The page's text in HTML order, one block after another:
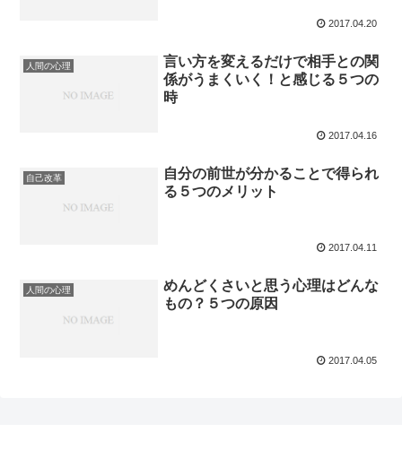
2017.04.20
人間の心理
言い方を変えるだけで相手との関
係がうまくいく！と感じる５つの
時
2017.04.16
自己改革
自分の前世が分かることで得られ
る５つのメリット
2017.04.11
人間の心理
めんどくさいと思う心理はどんな
もの？５つの原因
2017.04.05